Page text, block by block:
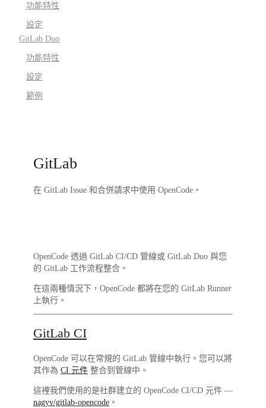
功能特性
設定
GitLab Duo
功能特性
設定
範例
GitLab
在 GitLab Issue 和合併請求中使用 OpenCode。
OpenCode 透過 GitLab CI/CD 管線或 GitLab Duo 與您
的 GitLab 工作流程整合。
在這兩種情況下，OpenCode 都將在您的 GitLab Runner
上執行。
GitLab CI
OpenCode 可以在常規的 GitLab 管線中執行。您可以將
其作為 CI 元件 整合到管線中。
這裡我們使用的是社群建立的 OpenCode CI/CD 元件 —
nagyv/gitlab-opencode 。